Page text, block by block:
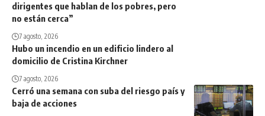
dirigentes que hablan de los pobres, pero
no están cerca”
7 agosto, 2026
Hubo un incendio en un edificio lindero al
domicilio de Cristina Kirchner
7 agosto, 2026
Cerró una semana con suba del riesgo país y
baja de acciones